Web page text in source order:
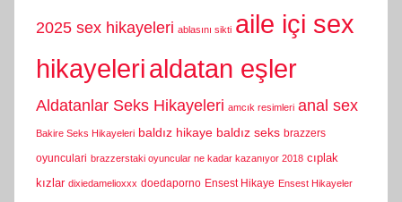
2025 sex hikayeleri ablasını sikti aile içi sex
hikayelerialdatan eşler
Aldatanlar Seks Hikayeleri amcık resimleri anal sex
Bakire Seks Hikayeleri baldız hikaye baldız seks brazzers
oyunculari brazzerstaki oyuncular ne kadar kazanıyor 2018 cıplak
kızlar dixiedamelioxxx doedaporno Ensest Hikaye Ensest Hikayeler